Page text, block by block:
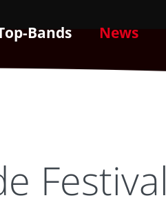
Bands News
Festival